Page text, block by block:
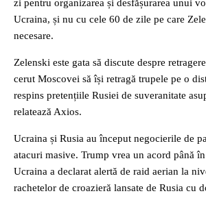
zi pentru organizarea și desfășurarea unui
Ucraina, și nu cu cele 60 de zile pe care
necesare.
Zelenski este gata să discute despre
cerut Moscovei să își retragă trupele pe o
respins pretențiile Rusiei de suveranitate
relatează Axios.
Ucraina și Rusia au început negocierile de
atacuri masive. Trump vrea un acord până
Ucraina a declarat alertă de raid aerian la
rachetelor de croazieră lansate de Rusia cu